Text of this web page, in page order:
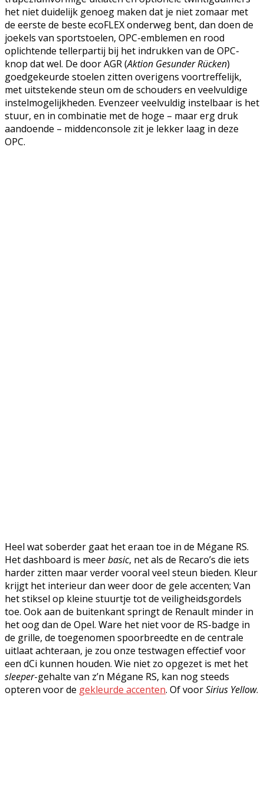
het niet duidelijk genoeg maken dat je niet zomaar met
de eerste de beste ecoFLEX onderweg bent, dan doen de
joekels van sportstoelen, OPC-emblemen en rood
oplichtende tellerpartij bij het indrukken van de OPC-
knop dat wel. De door AGR (Aktion Gesunder Rücken)
goedgekeurde stoelen zitten overigens voortreffelijk,
met uitstekende steun om de schouders en veelvuldige
instelmogelijkheden. Evenzeer veelvuldig instelbaar is het
stuur, en in combinatie met de hoge – maar erg druk
aandoende – middenconsole zit je lekker laag in deze
OPC.
Heel wat soberder gaat het eraan toe in de Mégane RS.
Het dashboard is meerbasic, net als de Recaro’s die iets
harder zitten maar verder vooral veel steun bieden. Kleur
krijgt het interieur dan weer door de gele accenten; Van
het stiksel op kleine stuurtje tot de veiligheidsgordels
toe. Ook aan de buitenkant springt de Renault minder in
het oog dan de Opel. Ware het niet voor de RS-badge in
de grille, de toegenomen spoorbreedte en de centrale
uitlaat achteraan, je zou onze testwagen effectief voor
een dCi kunnen houden. Wie niet zo opgezet is met het
sleeper-gehalte van z’n Mégane RS, kan nog steeds
opteren voor de gekleurde accenten. Of voorSirius Yellow.